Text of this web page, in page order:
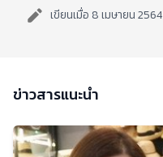
เขียนเมื่อ 8 เมษายน 2564
ข่าวสารแนะนำ